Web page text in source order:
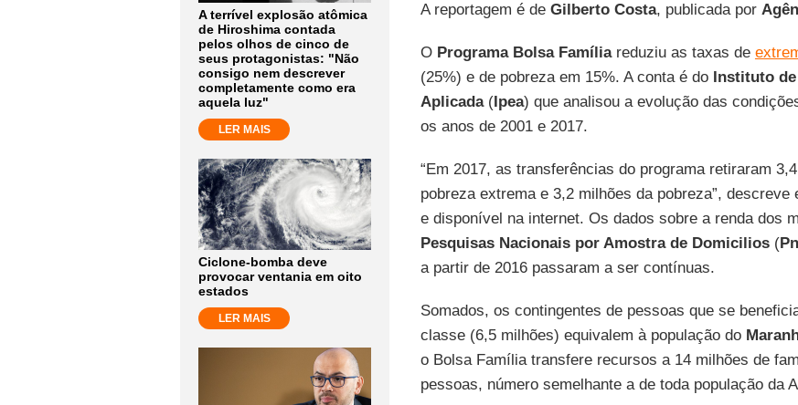
A terrível explosão atômica
de Hiroshima contada
pelos olhos de cinco de
seus protagonistas: "Não
consigo nem descrever
completamente como era
aquela luz"
LER MAIS
Ciclone-bomba deve
provocar ventania em oito
estados
LER MAIS
A reportagem é de Gilberto Costa, publicada por
O Programa Bolsa Famíliareduziu as taxas de
(25%) e de pobreza em 15%. A conta é do Instituto
Aplicada (Ipea) que analisou a evolução das
os anos de 2001 e 2017.
“Em 2017, as transferências do programa retiraram
pobreza extrema e 3,2 milhões da pobreza”,
e disponível na internet. Os dados sobre a renda dos
Pesquisas Nacionais por Amostra de Domicilios(
a partir de 2016 passaram a ser contínuas.
Somados, os contingentes de pessoas que se
classe (6,5 milhões) equivalem à população do
o Bolsa Família transfere recursos a 14 milhões de
pessoas, número semelhante a de toda população da